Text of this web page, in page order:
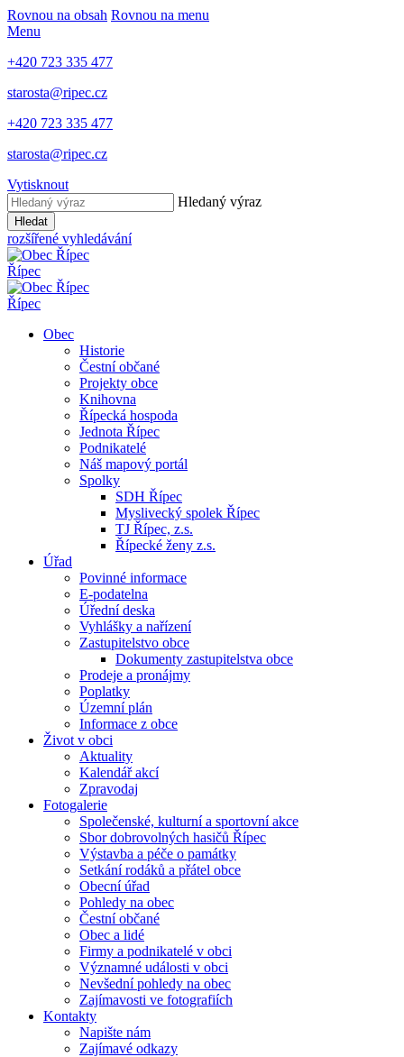
Rovnou na obsah Rovnou na menu
Menu
+420 723 335 477
starosta@ripec.cz
+420 723 335 477
starosta@ripec.cz
Vytisknout
Hledaný výraz
Hledat
rozšířené vyhledávání
Řípec
Řípec
Obec
Historie
Čestní občané
Projekty obce
Knihovna
Řípecká hospoda
Jednota Řípec
Podnikatelé
Náš mapový portál
Spolky
SDH Řípec
Myslivecký spolek Řípec
TJ Řípec, z.s.
Řípecké ženy z.s.
Úřad
Povinné informace
E-podatelna
Úřední deska
Vyhlášky a nařízení
Zastupitelstvo obce
Dokumenty zastupitelstva obce
Prodeje a pronájmy
Poplatky
Územní plán
Informace z obce
Život v obci
Aktuality
Kalendář akcí
Zpravodaj
Fotogalerie
Společenské, kulturní a sportovní akce
Sbor dobrovolných hasičů Řípec
Výstavba a péče o památky
Setkání rodáků a přátel obce
Obecní úřad
Pohledy na obec
Čestní občané
Obec a lidé
Firmy a podnikatelé v obci
Významné události v obci
Nevšední pohledy na obec
Zajímavosti ve fotografiích
Kontakty
Napište nám
Zajímavé odkazy